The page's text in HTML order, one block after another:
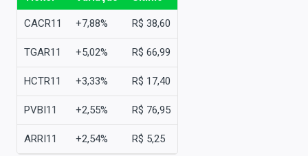
CACR11 +7,88% R$ 38,60
TGAR11 +5,02% R$ 66,99
HCTR11 +3,33% R$ 17,40
PVBI11 +2,55% R$ 76,95
ARRI11 +2,54% R$ 5,25